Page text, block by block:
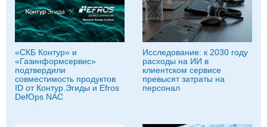
«СКБ Контур» и
«Газинформсервис»
подтвердили
совместимость продуктов
ID от Контур.Эгиды и Efros
DefOps NAC
Исследование: к 2030 году
расходы на ИИ в
клиентском сервисе
превысят затраты на
персонал